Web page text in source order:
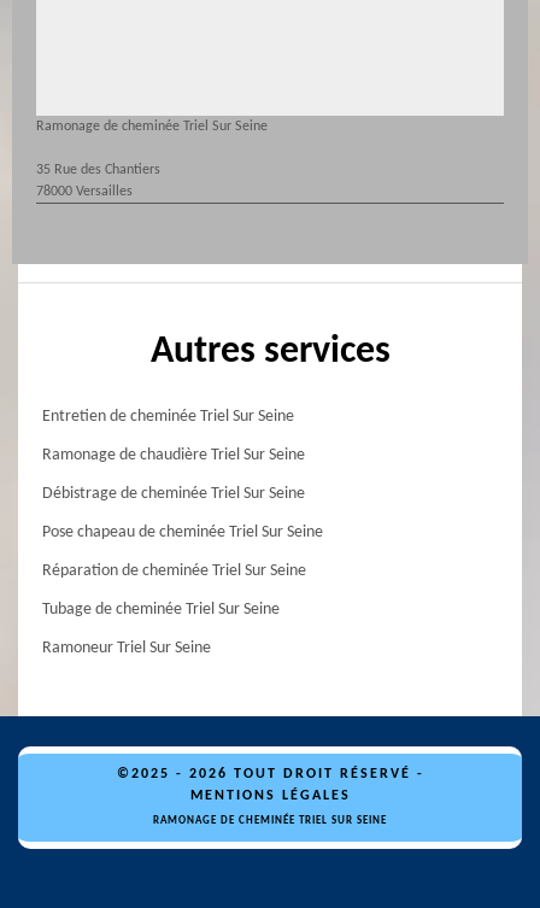
Ramonage de cheminée Triel Sur Seine
35 Rue des Chantiers
78000 Versailles
Autres services
Entretien de cheminée Triel Sur Seine
Ramonage de chaudière Triel Sur Seine
Débistrage de cheminée Triel Sur Seine
Pose chapeau de cheminée Triel Sur Seine
Réparation de cheminée Triel Sur Seine
Tubage de cheminée Triel Sur Seine
Ramoneur Triel Sur Seine
©2025 - 2026 TOUT DROIT RÉSERVÉ -
MENTIONS LÉGALES
RAMONAGE DE CHEMINÉE TRIEL SUR SEINE